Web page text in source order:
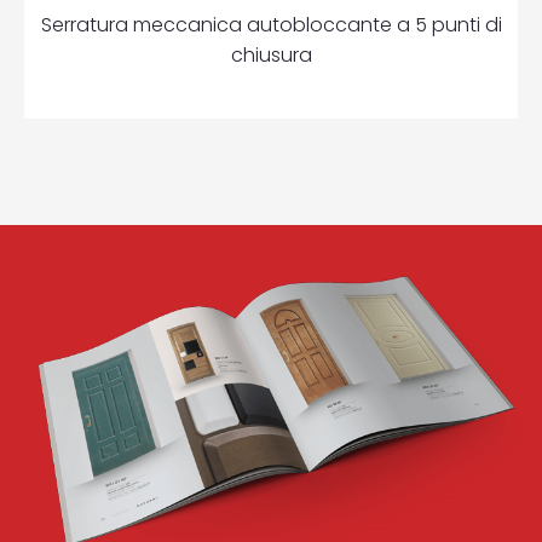
Serratura meccanica autobloccante a 5 punti di
chiusura